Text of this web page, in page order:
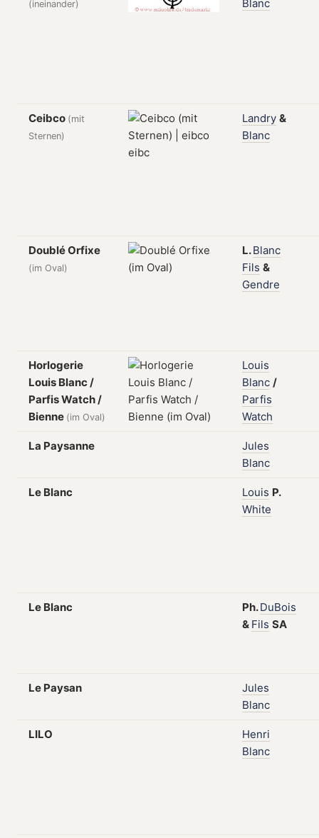
(ineinander)
Blanc
Ceibco (mit
Sternen)
Landry &
Blanc
Doublé Orfixe
(im Oval)
L.Blanc
Fils &
Gendre
Horlogerie
Louis Blanc /
Parfis Watch /
Bienne (im Oval)
Louis
Blanc /
Parfis
Watch
La Paysanne
Jules
Blanc
Le Blanc Louis P.
White
Le Blanc Ph.DuBois
& Fils SA
Le Paysan
Jules
Blanc
LILO
Henri
Blanc